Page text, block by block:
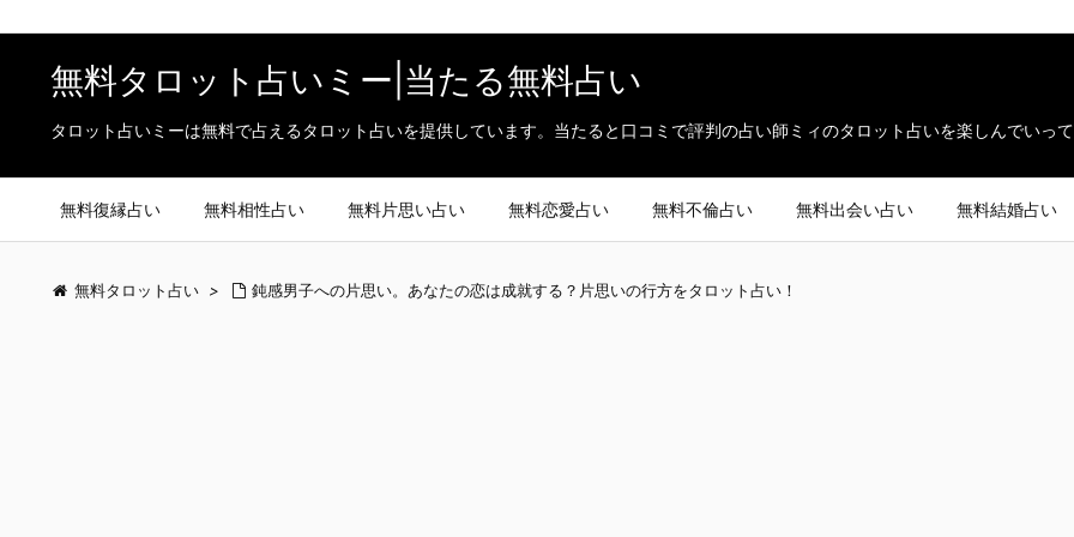
無料タロット占いミー|当たる無料占い
タロット占いミーは無料で占えるタロット占いを提供しています。当たると口コミで評判の占い師ミィのタロット占いを楽しんでいって
無料復縁占い 無料相性占い 無料片思い占い 無料恋愛占い 無料不倫占い 無料出会い占い 無料結婚占い
無料タロット占い > 鈍感男子への片思い。あなたの恋は成就する？片思いの行方をタロット占い！